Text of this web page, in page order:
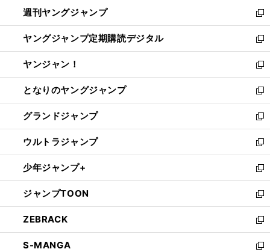
く
で
開
く
ド
ウ
で
開
く
ィ
ン
ド
ウ
で
開
く
週刊ヤングジャンプ
新
し
い
ウ
ィ
ン
ド
ウ
で
開
く
ヤングジャンプ定期購読デジタル
新
し
い
ウ
ィ
ン
ド
ウ
で
開
く
ヤンジャン！
新
し
い
ウ
ィ
ン
ド
ウ
で
開
く
となりのヤングジャンプ
新
し
い
ウ
ィ
ン
ド
ウ
で
開
く
グランドジャンプ
新
し
い
ウ
ィ
ン
ド
ウ
で
開
く
ウルトラジャンプ
新
し
い
ウ
ィ
ン
ド
ウ
で
少年ジャンプ+
新
し
い
ウ
ィ
ン
ド
ジャンプTOON
新
し
い
ウ
ィ
ZEBRACK
新
し
い
S-MANGA 新